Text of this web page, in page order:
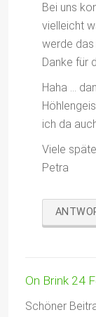
Bei uns
vielleicht
werde das
Danke für
Haha …
ich da
Viele
Petra
On Brink 24
Schöner